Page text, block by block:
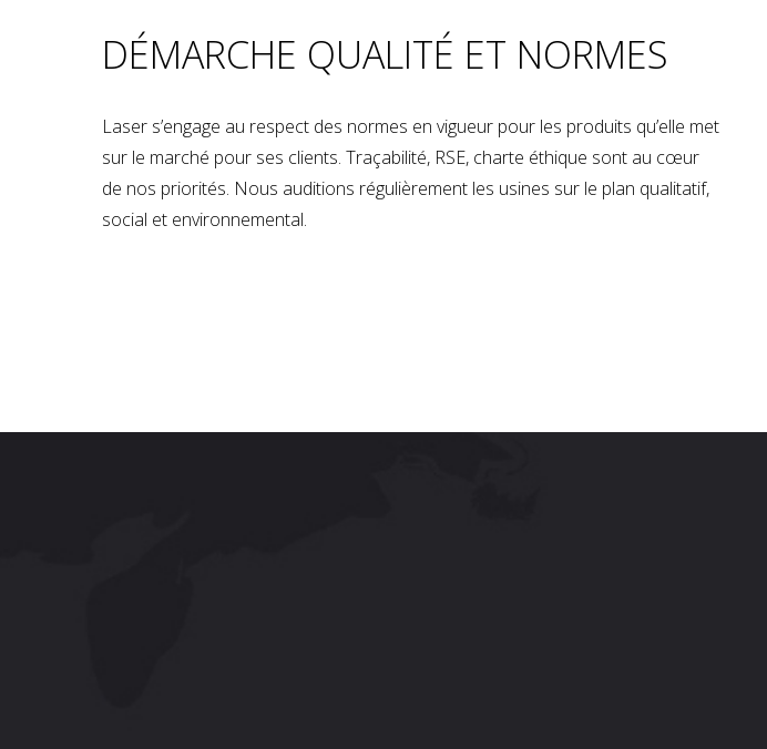
DÉMARCHE QUALITÉ ET NORMES
Laser s’engage au respect des normes en vigueur pour les produits qu’elle met
sur le marché pour ses clients. Traçabilité, RSE, charte éthique sont au cœur
de nos priorités. Nous auditions régulièrement les usines sur le plan qualitatif,
social et environnemental.